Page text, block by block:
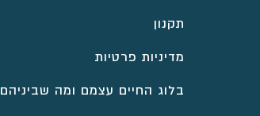
תקנון
מדיניות פרטיות
בלוג החיים עצמם ומה שביניהם